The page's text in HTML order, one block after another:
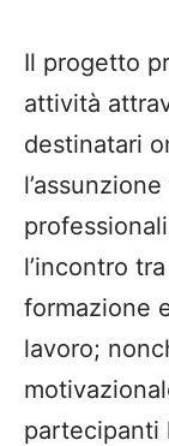
Il progetto
attività
destinatari
l’incontro
formazione
lavoro;
partecipanti